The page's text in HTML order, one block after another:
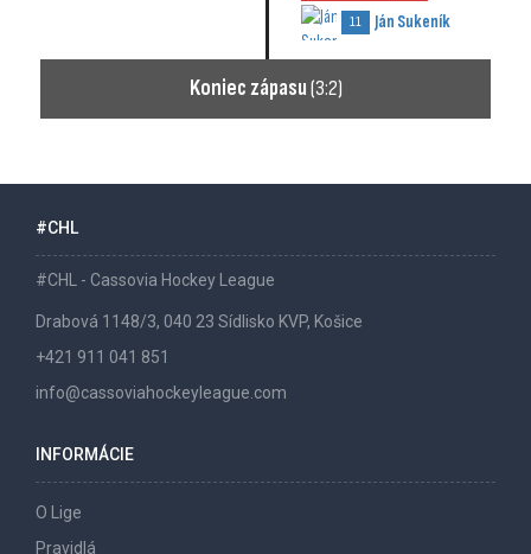
11 Ján Sukeník
Koniec zápasu(3:2)
#CHL
#CHL - Cassovia Hockey League
Drabová 1148/3, 040 23 Sídlisko KVP, Košice
+421 911 041 851
info@cassoviahockeyleague.com
INFORMÁCIE
O Lige
Pravidlá